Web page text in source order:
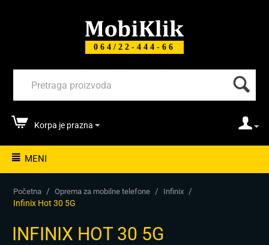
064/22-444-66
Korpa je prazna
MENI
Početna / Oprema za mobilne telefone / Infinix /
Infinix Hot 30 5G
INFINIX HOT 30 5G